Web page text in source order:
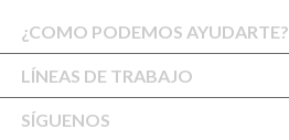
¿COMO PODEMOS AYUDARTE?
LÍNEAS DE TRABAJO
SÍGUENOS